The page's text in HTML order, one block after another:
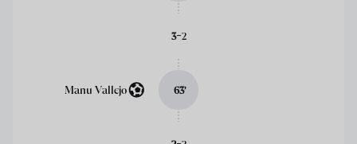
3-2
Manu Vallejo 63’